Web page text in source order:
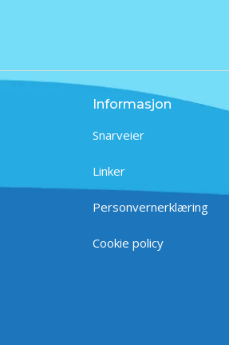
Informasjon
Snarveier
Linker
Personvernerklæring
Cookie policy